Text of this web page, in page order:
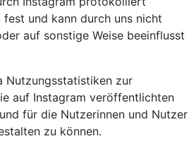
und kann durch uns nicht
auf sonstige Weise beeinflusst
Nutzungsstatistiken zur
auf Instagram veröffentlichten
für die Nutzerinnen und Nutzer
zu können.